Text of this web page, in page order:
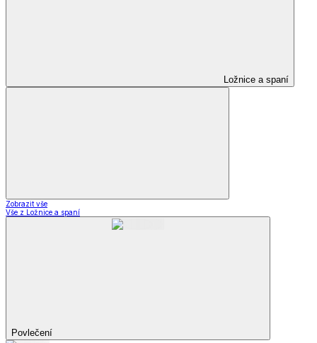
Ložnice a spaní
Zobrazit vše
Vše z Ložnice a spaní
Povlečení